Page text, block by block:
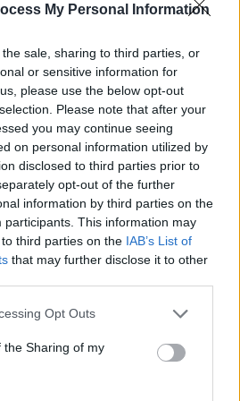
My Personal Information
sale, sharing to third parties, or
or sensitive information for
please use the below opt-out
Please note that after your
you may continue seeing
on personal information utilized by
disclosed to third parties prior to
opt-out of the further
information by third parties on the
participants. This information may
third parties on the IAB’s List of
that may further disclose it to other
app uses one or more Google
usage behaviour. You may click to
Google and its third-party tags to
purposes in below Google
Opt Outs
the Sharing of my
και τον Νοέμβριο. Στις
ευρώ.
θετική πορεία των εσόδων
των προβλέψεων πορεία
αλλά και η μεγάλη
κατανάλωσης.Οι δύο
δίνουν ένα ισχυρό σήμα
πολύ πάνω από τον
αλλά και των
υπουργείου Οικονομικών, όσο
είναι εξαιρετικά δύσκολο